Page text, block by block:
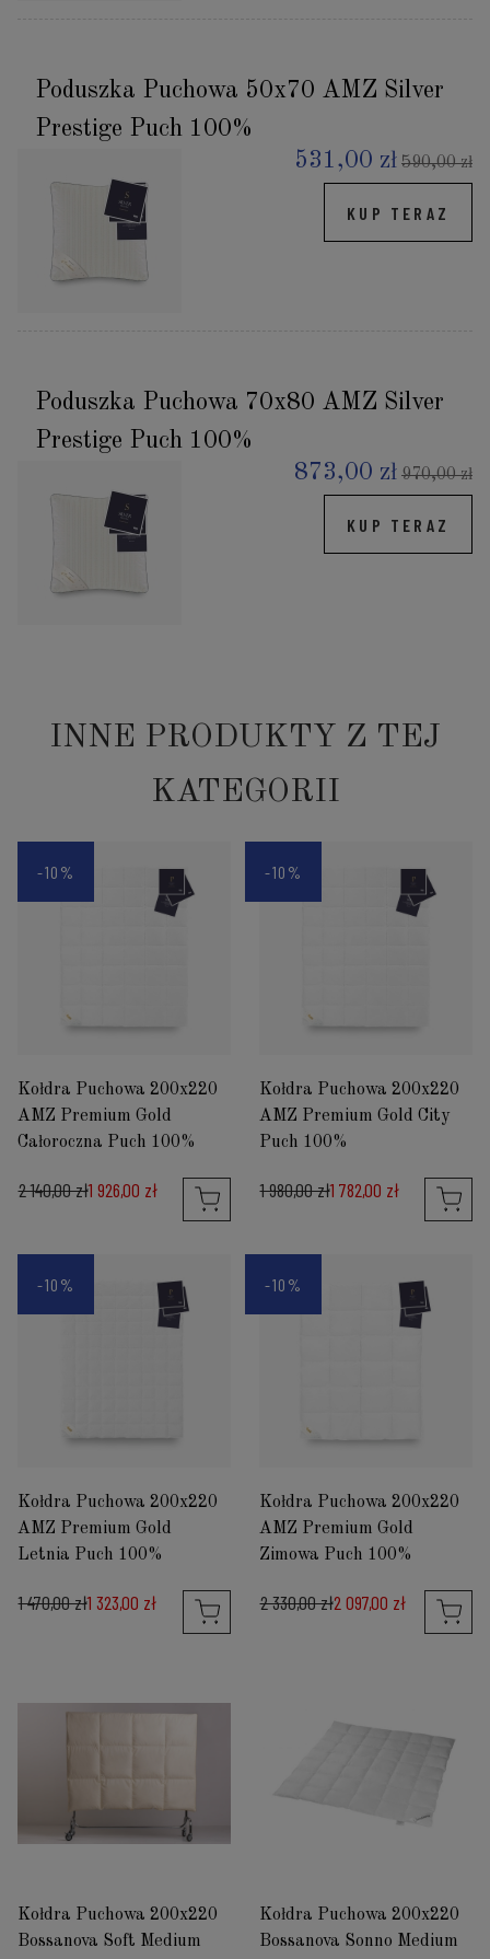
Poduszka Puchowa 50x70 AMZ Silver
Prestige Puch 100%
531,00 zł 590,00 zł
KUP TERAZ
Poduszka Puchowa 70x80 AMZ Silver
Prestige Puch 100%
873,00 zł 970,00 zł
KUP TERAZ
INNE PRODUKTY Z TEJ
KATEGORII
Kołdra Puchowa 200x220
AMZ Premium Gold
Całoroczna Puch 100%
2 140,00 zł1 926,00 zł
-10%
Kołdra Puchowa 200x220
AMZ Premium Gold City
Puch 100%
1 980,00 zł1 782,00 zł
-10%
Kołdra Puchowa 200x220
AMZ Premium Gold
Letnia Puch 100%
1 470,00 zł1 323,00 zł
-10%
Kołdra Puchowa 200x220
AMZ Premium Gold
Zimowa Puch 100%
2 330,00 zł2 097,00 zł
-10%
Kołdra Puchowa 200x220
Bossanova Soft Medium
Kołdra Puchowa 200x220
Bossanova Sonno Medium